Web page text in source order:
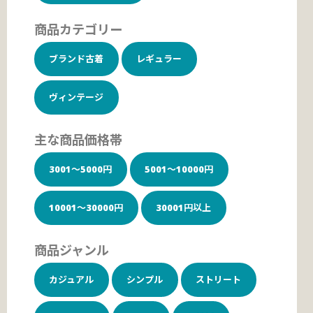
商品カテゴリー
ブランド古着 レギュラー
ヴィンテージ
主な商品価格帯
3001～5000円 5001～10000円
10001～30000円 30001円以上
商品ジャンル
カジュアル シンプル ストリート